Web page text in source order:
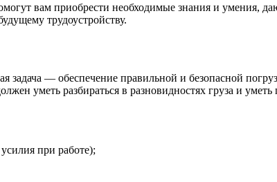
вам приобрести необходимые знания и умения,
трудоустройству.
задача — обеспечение правильной и безопасной
уметь разбираться в разновидностях груза и
при работе);